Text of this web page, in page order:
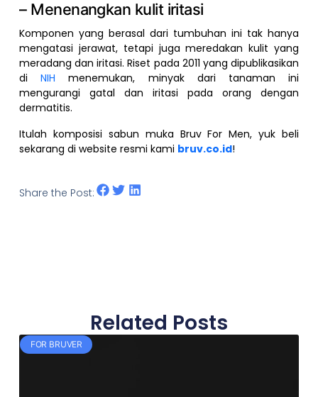
– Menenangkan kulit iritasi
Komponen yang berasal dari tumbuhan ini tak hanya
mengatasi jerawat, tetapi juga meredakan kulit yang
meradang dan iritasi. Riset pada 2011 yang dipublikasikan
diNIH menemukan, minyak dari tanaman ini
mengurangi gatal dan iritasi pada orang dengan
dermatitis.
Itulah komposisi sabun muka Bruv For Men, yuk beli
sekarang di website resmi kami bruv.co.id!
Share the Post:
Related Posts
FOR BRUVER